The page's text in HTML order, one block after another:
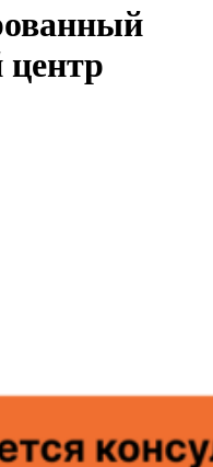
центр